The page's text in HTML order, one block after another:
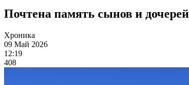
Почтена память сынов и
Хроника
09 Май 2026
12:19
408